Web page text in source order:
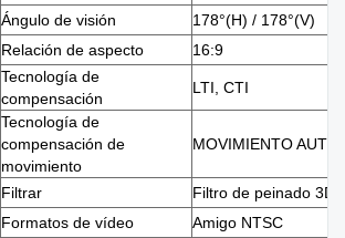
Ángulo de visión
178°(H) / 178°(V)
Relación de aspecto
16:9
Tecnología de
compensación
LTI, CTI
Tecnología de
compensación de
movimiento
MOVIMIENTO
Filtrar
Filtro de peinado
Formatos de vídeo
Amigo NTSC